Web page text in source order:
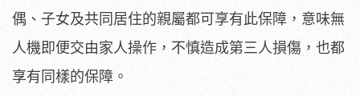
偶、子女及共同居住的親屬都可享有此保障，意味無
人機即便交由家人操作，不慎造成第三人損傷，也都
享有同樣的保障。